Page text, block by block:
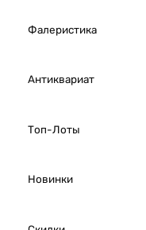
Фалеристика
Антиквариат
Топ-Лоты
Новинки